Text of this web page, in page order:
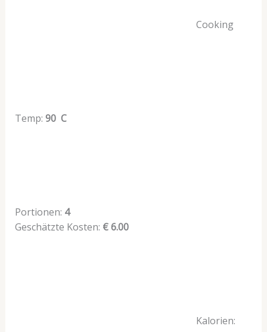
Cooking
Temp: 90 C
Portionen: 4
Geschätzte Kosten: € 6.00
Kalorien: